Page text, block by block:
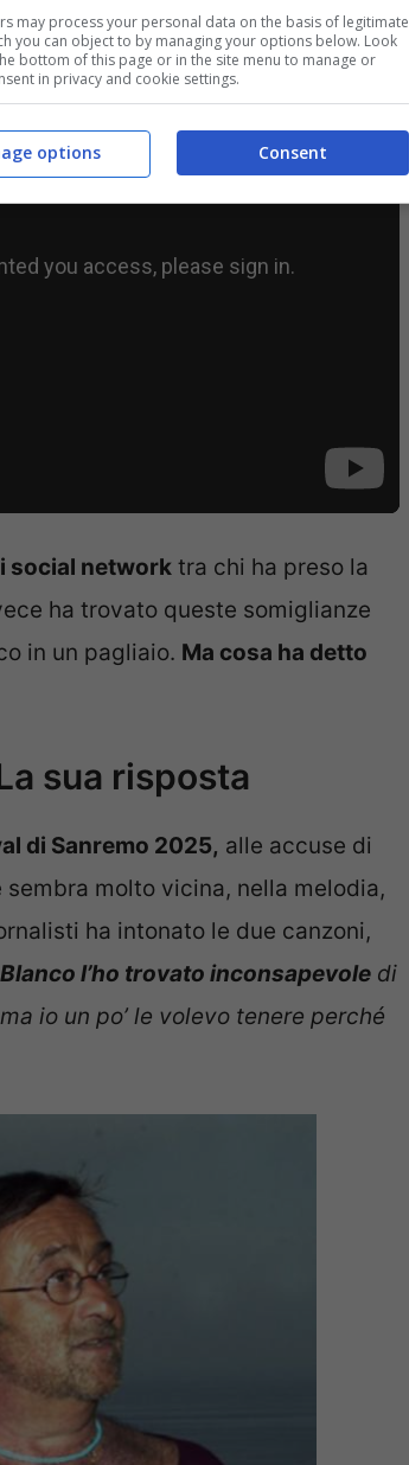
social network tra chi ha preso la
ha trovato queste somiglianze
in un pagliaio. Ma cosa ha detto
sua risposta
di Sanremo 2025, alle accuse di
sembra molto vicina, nella melodia,
ha intonato le due canzoni,
l’ho trovato inconsapevole di
io un po’ le volevo tenere perché
may process your personal data on the basis of legitimate
you can object to by managing your options below. Look
bottom of this page or in the site menu to manage or
in privacy and cookie settings.
Consent
options